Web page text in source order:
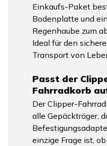
Einkaufs-Paket
Bodenplatte und
Regenhaube zum
Ideal für den
Transport von
Passt der
Fahrradkorb
Der Clipper-
alle Gepäckträger,
einzige Frage ist,